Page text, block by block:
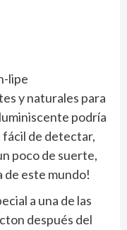
y naturales para
podría
fácil de detectar,
poco de suerte,
de este mundo!
a una de las
después del